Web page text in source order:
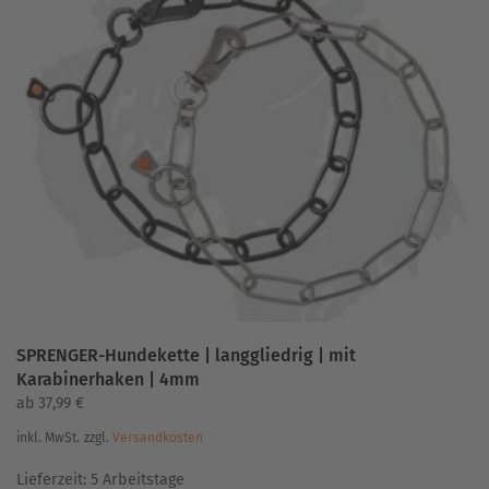
Varianten
auf.
Die
Optionen
der
Produktseite
gewählt
werden
SPRENGER-Hundekette | langgliedrig | mit
Karabinerhaken | 4mm
ab 37,99 €
inkl. MwSt. zzgl. Versandkosten
Lieferzeit: 5 Arbeitstage